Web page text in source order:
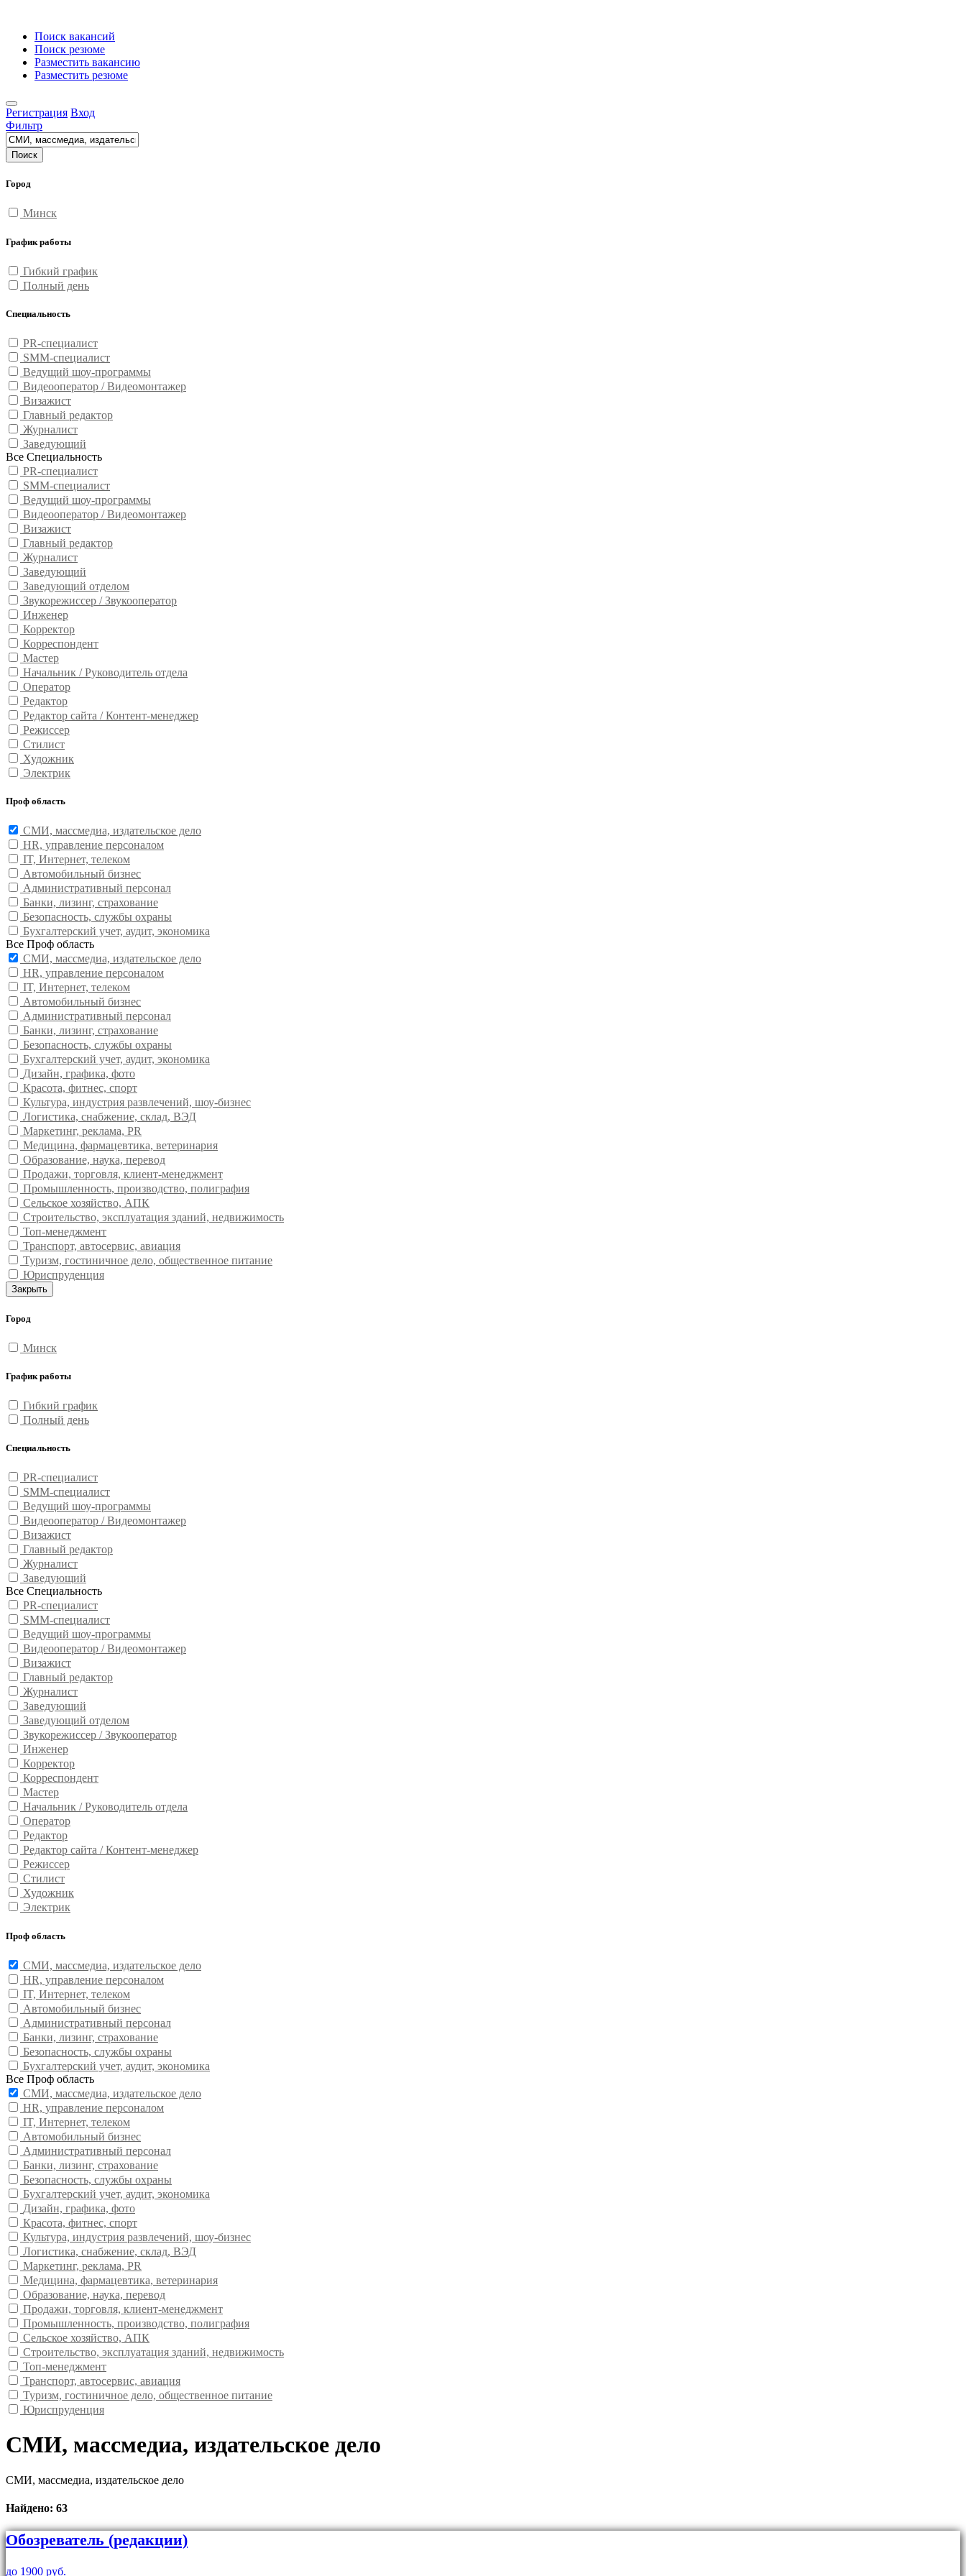
Поиск вакансий
Поиск резюме
Разместить вакансию
Разместить резюме
Регистрация Вход
Фильтр
Поиск
Город
Минск
График работы
Гибкий график
Полный день
Специальность
PR-специалист
SMM-специалист
Ведущий шоу-программы
Видеооператор / Видеомонтажер
Визажист
Главный редактор
Журналист
Заведующий
Все Специальность
PR-специалист
SMM-специалист
Ведущий шоу-программы
Видеооператор / Видеомонтажер
Визажист
Главный редактор
Журналист
Заведующий
Заведующий отделом
Звукорежиссер / Звукооператор
Инженер
Корректор
Корреспондент
Мастер
Начальник / Руководитель отдела
Оператор
Редактор
Редактор сайта / Контент-менеджер
Режиссер
Стилист
Художник
Электрик
Проф область
СМИ, массмедиа, издательское дело
HR, управление персоналом
IT, Интернет, телеком
Автомобильный бизнес
Административный персонал
Банки, лизинг, страхование
Безопасность, службы охраны
Бухгалтерский учет, аудит, экономика
Все Проф область
СМИ, массмедиа, издательское дело
HR, управление персоналом
IT, Интернет, телеком
Автомобильный бизнес
Административный персонал
Банки, лизинг, страхование
Безопасность, службы охраны
Бухгалтерский учет, аудит, экономика
Дизайн, графика, фото
Красота, фитнес, спорт
Культура, индустрия развлечений, шоу-бизнес
Логистика, снабжение, склад, ВЭД
Маркетинг, реклама, PR
Медицина, фармацевтика, ветеринария
Образование, наука, перевод
Продажи, торговля, клиент-менеджмент
Промышленность, производство, полиграфия
Сельское хозяйство, АПК
Строительство, эксплуатация зданий, недвижимость
Топ-менеджмент
Транспорт, автосервис, авиация
Туризм, гостиничное дело, общественное питание
Юриспруденция
Закрыть
Город
Минск
График работы
Гибкий график
Полный день
Специальность
PR-специалист
SMM-специалист
Ведущий шоу-программы
Видеооператор / Видеомонтажер
Визажист
Главный редактор
Журналист
Заведующий
Все Специальность
PR-специалист
SMM-специалист
Ведущий шоу-программы
Видеооператор / Видеомонтажер
Визажист
Главный редактор
Журналист
Заведующий
Заведующий отделом
Звукорежиссер / Звукооператор
Инженер
Корректор
Корреспондент
Мастер
Начальник / Руководитель отдела
Оператор
Редактор
Редактор сайта / Контент-менеджер
Режиссер
Стилист
Художник
Электрик
Проф область
СМИ, массмедиа, издательское дело
HR, управление персоналом
IT, Интернет, телеком
Автомобильный бизнес
Административный персонал
Банки, лизинг, страхование
Безопасность, службы охраны
Бухгалтерский учет, аудит, экономика
Все Проф область
СМИ, массмедиа, издательское дело
HR, управление персоналом
IT, Интернет, телеком
Автомобильный бизнес
Административный персонал
Банки, лизинг, страхование
Безопасность, службы охраны
Бухгалтерский учет, аудит, экономика
Дизайн, графика, фото
Красота, фитнес, спорт
Культура, индустрия развлечений, шоу-бизнес
Логистика, снабжение, склад, ВЭД
Маркетинг, реклама, PR
Медицина, фармацевтика, ветеринария
Образование, наука, перевод
Продажи, торговля, клиент-менеджмент
Промышленность, производство, полиграфия
Сельское хозяйство, АПК
Строительство, эксплуатация зданий, недвижимость
Топ-менеджмент
Транспорт, автосервис, авиация
Туризм, гостиничное дело, общественное питание
Юриспруденция
СМИ, массмедиа, издательское дело
СМИ, массмедиа, издательское дело
Найдено: 63
Обозреватель (редакции)
до 1900 руб.